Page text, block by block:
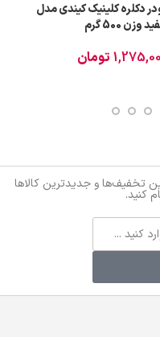
دکلره کلینیک کیندی مدل
وزن 500 گرم
تومان
تخفیف‌ها و جدیدترین کالاها
کنید.